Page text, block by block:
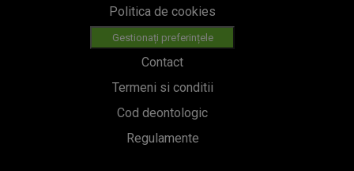
Politica de cookies
Gestionați preferințele
Contact
Termeni si conditii
Cod deontologic
Regulamente